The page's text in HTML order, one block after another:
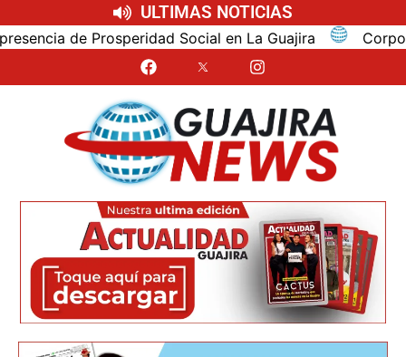
ULTIMAS NOTICIAS
de Prosperidad Social en La Guajira